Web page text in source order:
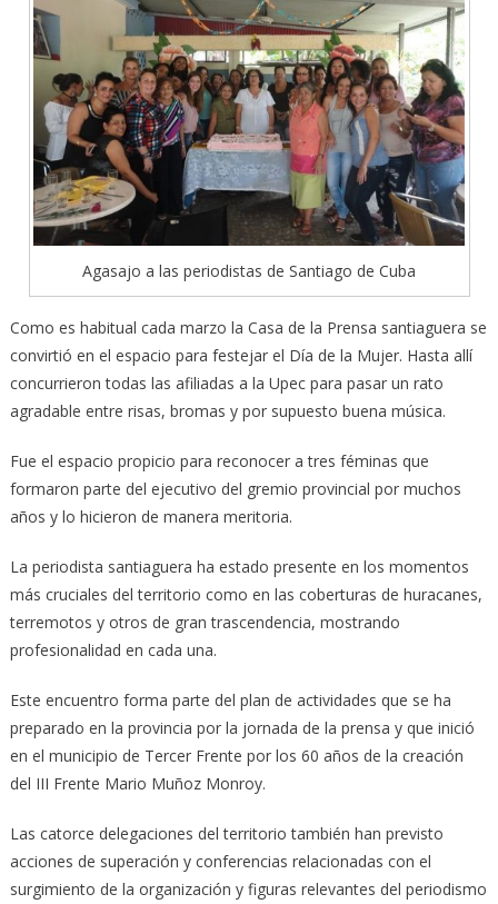
Agasajo a las periodistas de Santiago de Cuba
Como es habitual cada marzo la Casa de la Prensa santiaguera se
convirtió en el espacio para festejar el Día de la Mujer. Hasta allí
concurrieron todas las afiliadas a la Upec para pasar un rato
agradable entre risas, bromas y por supuesto buena música.
Fue el espacio propicio para reconocer a tres féminas que
formaron parte del ejecutivo del gremio provincial por muchos
años y lo hicieron de manera meritoria.
La periodista santiaguera ha estado presente en los momentos
más cruciales del territorio como en las coberturas de huracanes,
terremotos y otros de gran trascendencia, mostrando
profesionalidad en cada una.
Este encuentro forma parte del plan de actividades que se ha
preparado en la provincia por la jornada de la prensa y que inició
en el municipio de Tercer Frente por los 60 años de la creación
del III Frente Mario Muñoz Monroy.
Las catorce delegaciones del territorio también han previsto
acciones de superación y conferencias relacionadas con el
surgimiento de la organización y figuras relevantes del periodismo